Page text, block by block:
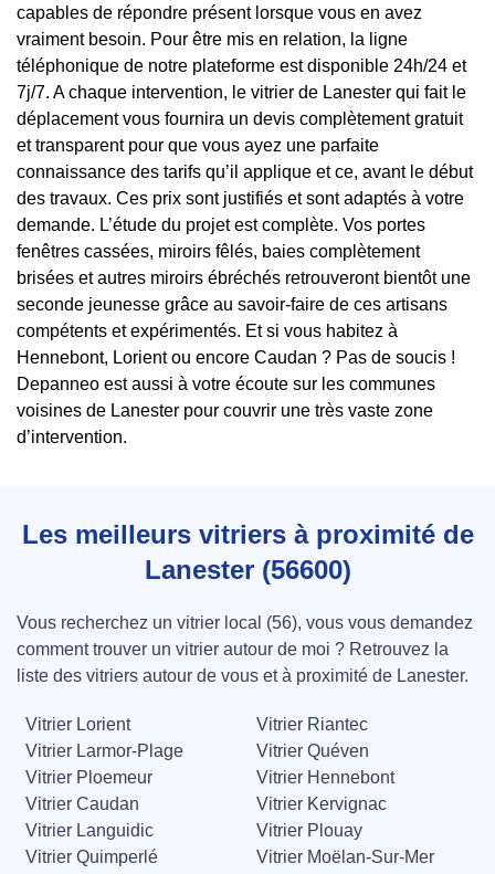
capables de répondre présent lorsque vous en avez
vraiment besoin. Pour être mis en relation, la ligne
téléphonique de notre plateforme est disponible 24h/24 et
7j/7. A chaque intervention, le vitrier de Lanester qui fait le
déplacement vous fournira un devis complètement gratuit
et transparent pour que vous ayez une parfaite
connaissance des tarifs qu’il applique et ce, avant le début
des travaux. Ces prix sont justifiés et sont adaptés à votre
demande. L’étude du projet est complète. Vos portes
fenêtres cassées, miroirs fêlés, baies complètement
brisées et autres miroirs ébréchés retrouveront bientôt une
seconde jeunesse grâce au savoir-faire de ces artisans
compétents et expérimentés. Et si vous habitez à
Hennebont, Lorient ou encore Caudan ? Pas de soucis !
Depanneo est aussi à votre écoute sur les communes
voisines de Lanester pour couvrir une très vaste zone
d’intervention.
Les meilleurs vitriers à proximité de
Lanester (56600)
Vous recherchez un vitrier local (56), vous vous demandez
comment trouver un vitrier autour de moi ? Retrouvez la
liste des vitriers autour de vous et à proximité de Lanester.
Vitrier Lorient
Vitrier Riantec
Vitrier Larmor-Plage
Vitrier Quéven
Vitrier Ploemeur
Vitrier Hennebont
Vitrier Caudan
Vitrier Kervignac
Vitrier Languidic
Vitrier Plouay
Vitrier Quimperlé
Vitrier Moëlan-Sur-Mer